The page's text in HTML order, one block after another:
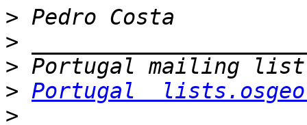
>
>
>
> Portugal
>